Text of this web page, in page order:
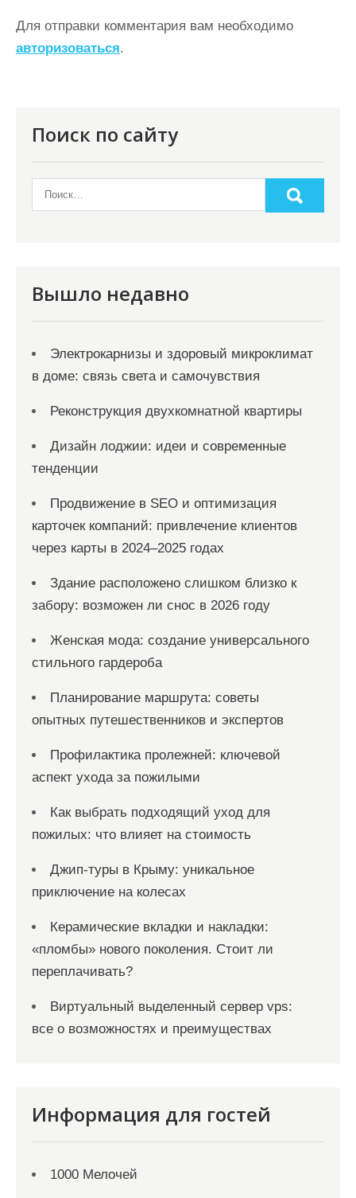
г
а
м
Для отправки комментария вам необходимо
авторизоваться.
Поиск по сайту
Вышло недавно
Электрокарнизы и здоровый микроклимат
в доме: связь света и самочувствия
Реконструкция двухкомнатной квартиры
Дизайн лоджии: идеи и современные
тенденции
Продвижение в SEO и оптимизация
карточек компаний: привлечение клиентов
через карты в 2024–2025 годах
Здание расположено слишком близко к
забору: возможен ли снос в 2026 году
Женская мода: создание универсального
стильного гардероба
Планирование маршрута: советы
опытных путешественников и экспертов
Профилактика пролежней: ключевой
аспект ухода за пожилыми
Как выбрать подходящий уход для
пожилых: что влияет на стоимость
Джип-туры в Крыму: уникальное
приключение на колесах
Керамические вкладки и накладки:
«пломбы» нового поколения. Стоит ли
переплачивать?
Виртуальный выделенный сервер vps:
все о возможностях и преимуществах
Информация для гостей
1000 Мелочей